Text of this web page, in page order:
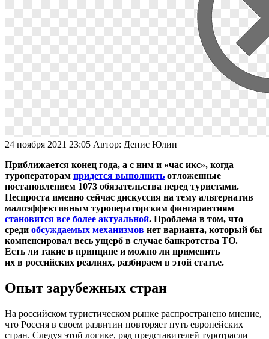
24 ноября 2021 23:05 Автор: Денис Юлин
Приближается конец года, а с ним и «час икс», когда
туроператорам придется выполнить отложенные
постановлением 1073 обязательства перед туристами.
Неспроста именно сейчас дискуссия на тему альтернатив
малоэффективным туроператорским фингарантиям
становится все более актуальной. Проблема в том, что
среди обсуждаемых механизмов нет варианта, который бы
компенсировал весь ущерб в случае банкротства ТО.
Есть ли такие в принципе и можно ли применить
их в российских реалиях, разбираем в этой статье.
Опыт зарубежных стран
На российском туристическом рынке распространено мнение,
что Россия в своем развитии повторяет путь европейских
стран. Следуя этой логике, ряд представителей туротрасли